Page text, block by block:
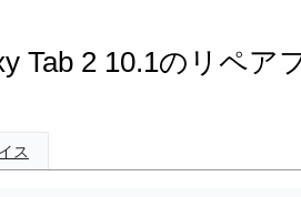
Tab 2 10.1のリペア
ス